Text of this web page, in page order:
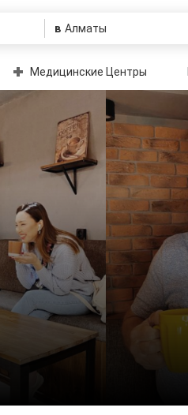
в
Медицинские Центры